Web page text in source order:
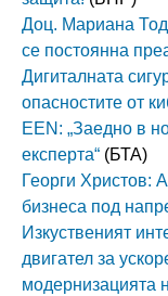
Доц. Мариана
се постоянна
Дигиталната
опасностите от
EEN: „Заедно в
експерта“ (БТА)
Георги Христов:
бизнеса под
Изкуственият
двигател за
модернизацията